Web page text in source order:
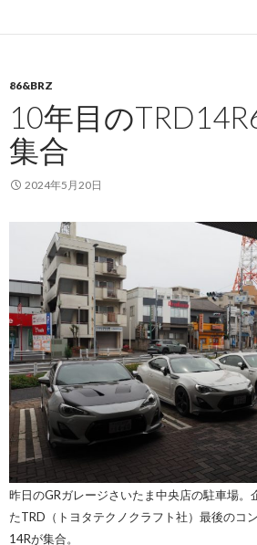
86&BRZ
10年目の
集合
2024年5月20日
昨日のGRガレージさいたま中央店の駐車場。
たTRD（トヨタテクノクラフト社）最後のコ
14Rが集合。